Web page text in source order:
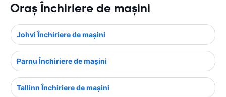
Oraş Închiriere de maşini
Johvi Închiriere de maşini
Parnu Închiriere de maşini
Tallinn Închiriere de maşini